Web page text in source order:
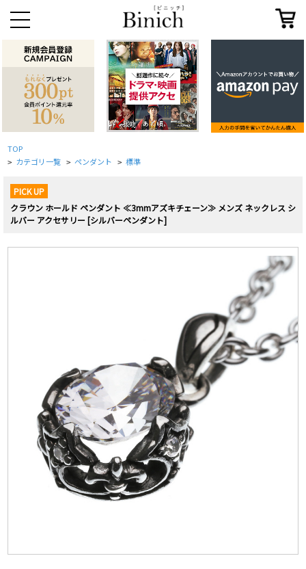
TOP
> カテゴリ一覧 > ペンダント > 標準
PICK UP
クラウン ホールド ペンダント ≪3mmアズキチェーン≫ メンズ ネックレス シ
ルバー アクセサリー [シルバーペンダント]